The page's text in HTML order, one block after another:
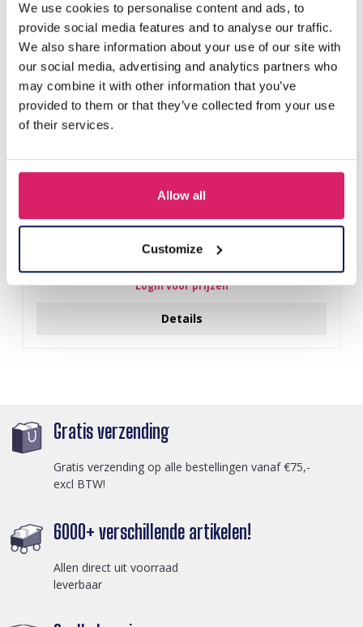
We use cookies to personalise content and ads, to
provide social media features and to analyse our traffic.
We also share information about your use of our site with
our social media, advertising and analytics partners who
may combine it with other information that you’ve
provided to them or that they’ve collected from your use
of their services.
Allow all
Customize
Anderen kochten ook
X-G4.1 SCARF1107-002-5 Summer Scarf 70x70cm
Login voor prijzen
Details
Gratis verzending
Gratis verzending op alle bestellingen vanaf €75,-
excl BTW!
6000+ verschillende artikelen!
Allen direct uit voorraad
leverbaar